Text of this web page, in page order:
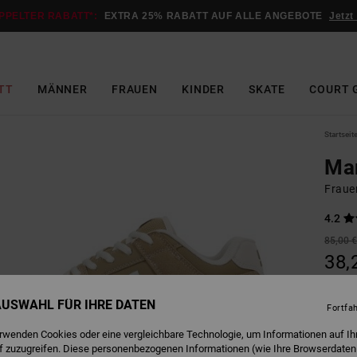
RABATT*: EXTRA 25% RABATT AUF ALLE ANGEBOTE Jetzt
MÄNNER FRAUEN KINDER SKATE COURT
Startseite
4.2
85,00 €
Farbe
FÜR IHRE DATEN
Cookies oder eine vergleichbare Technologie, um Informationen auf
Diese personenbezogenen Informationen (wie Ihre